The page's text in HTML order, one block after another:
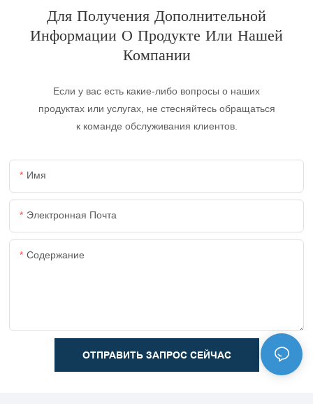
Для Получения Дополнительной
Информации О Продукте Или Нашей
Компании
Если у вас есть какие-либо вопросы о наших
продуктах или услугах, не стесняйтесь обращаться
к команде обслуживания клиентов.
Имя
Электронная Почта
Содержание
ОТПРАВИТЬ ЗАПРОС СЕЙЧАС